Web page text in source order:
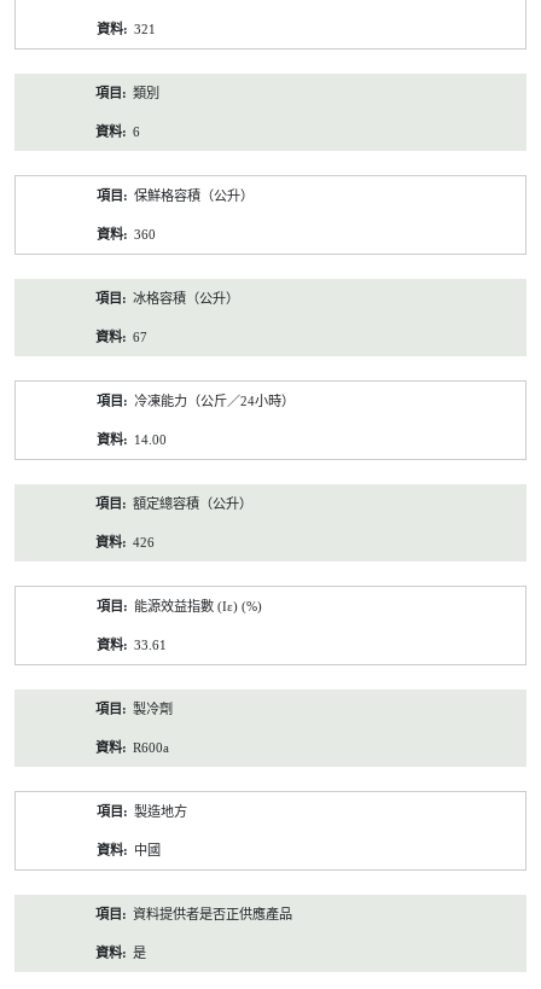
321
類別
6
保鮮格容積（公升）
360
冰格容積（公升）
67
冷凍能力（公斤／24小時）
14.00
額定總容積（公升）
426
能源效益指數 (Iε) (%)
33.61
製冷劑
R600a
製造地方
中國
資料提供者是否正供應產品
是